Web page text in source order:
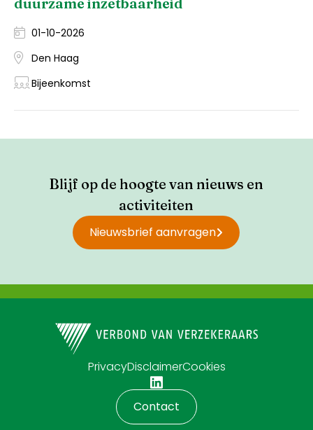
01-10-2026
Den Haag
Bijeenkomst
Blijf op de hoogte van nieuws en
activiteiten
Nieuwsbrief aanvragen
PrivacyDisclaimerCookies
Contact